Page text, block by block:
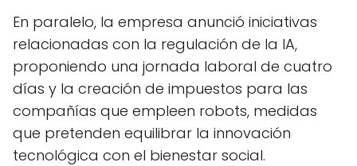
En paralelo, la empresa anunció iniciativas
relacionadas con la regulación de la IA,
proponiendo una jornada laboral de cuatro
días y la creación de impuestos para las
compañías que empleen robots, medidas
que pretenden equilibrar la innovación
tecnológica con el bienestar social.